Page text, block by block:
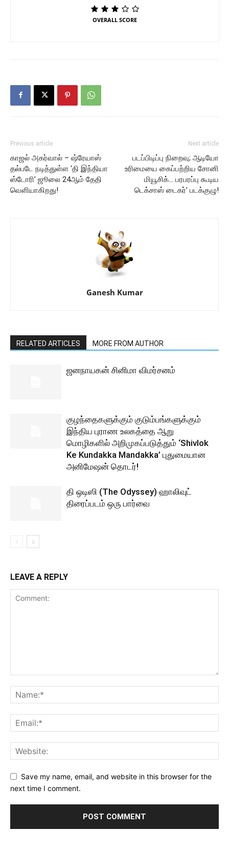
OVERALL SCORE
Previous article
காஜல் அகர்வால் – ஷ்ரேயாஸ்
தல்படே நடித்துள்ள ‘தி இந்தியா
ஸ்டோரி’ ஜூலை 24ஆம் தேதி
வெளியாகிறது!
Next article
படப்பிடிப்பு நிறைவு; ஆடியோ
உரிமையை கைப்பற்றிய சோனி
மியூசிக்… பரபரப்பு கூடிய
டெக்சாஸ் டைகர்’ படக்குழு!
Ganesh Kumar
RELATED ARTICLES MORE FROM AUTHOR
ஜனநாயகன் சினிமா விமர்சனம்
குழந்தைகளுக்கும் குடும்பங்களுக்கும்
இந்திய புராண உலகத்தை ஆறு
மொழிகளில் அறிமுகப்படுத்தும் ‘Shivlok
Ke Kundakka Mandakka’ புதுமையான
அனிமேஷன் தொடர்!
தி ஒடிஸி (The Odyssey) ஹாலிவுட்
திரைப்படம் ஒரு பார்வை
LEAVE A REPLY
Save my name, email, and website in this browser for the
next time I comment.